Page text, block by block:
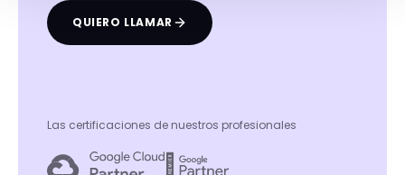
QUIERO LLAMAR
Las certificaciones de nuestros profesionales